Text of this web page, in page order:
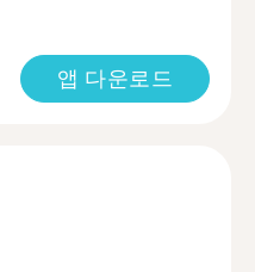
앱 다운로드